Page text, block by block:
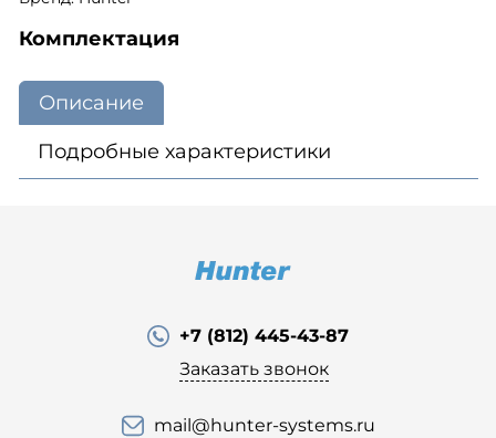
Комплектация
Описание
Подробные характеристики
+7 (812) 445-43-87
Заказать звонок
mail@hunter-systems.ru